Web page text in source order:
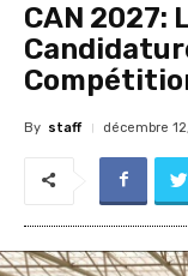
CAN 2027:
By staff décembre